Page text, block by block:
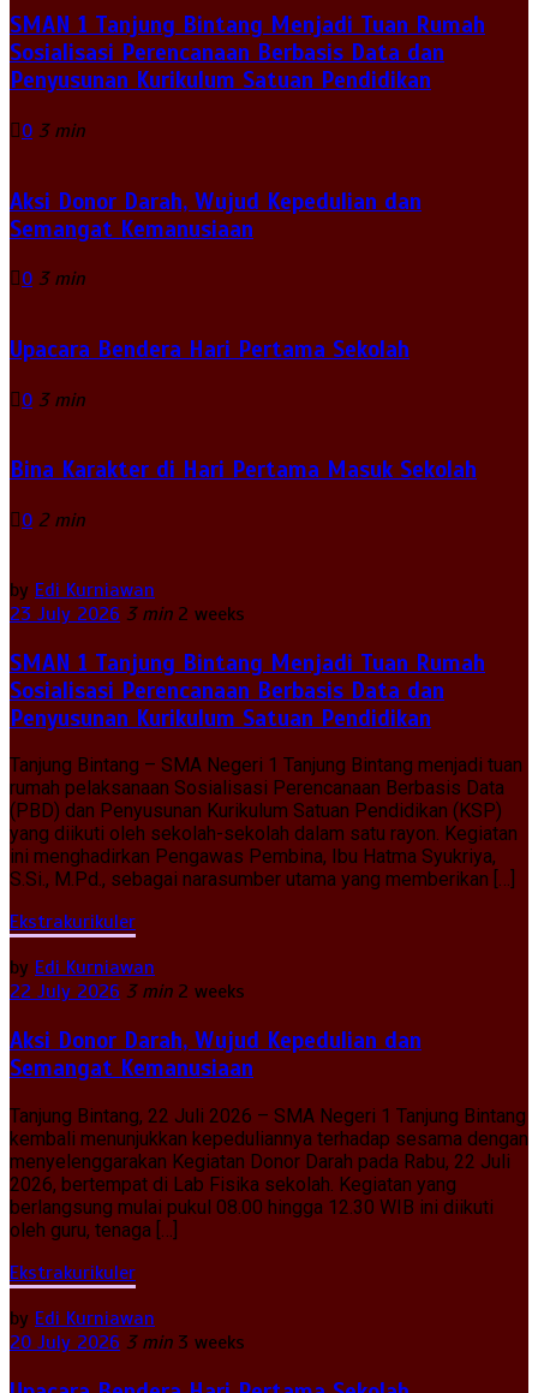
SMAN 1 Tanjung Bintang Menjadi Tuan Rumah
Sosialisasi Perencanaan Berbasis Data dan
Penyusunan Kurikulum Satuan Pendidikan
0 3 min
Aksi Donor Darah, Wujud Kepedulian dan
Semangat Kemanusiaan
0 3 min
Upacara Bendera Hari Pertama Sekolah
0 3 min
Bina Karakter di Hari Pertama Masuk Sekolah
0 2 min
by Edi Kurniawan
23 July 2026 3 min 2 weeks
SMAN 1 Tanjung Bintang Menjadi Tuan Rumah
Sosialisasi Perencanaan Berbasis Data dan
Penyusunan Kurikulum Satuan Pendidikan
Tanjung Bintang – SMA Negeri 1 Tanjung Bintang menjadi tuan
rumah pelaksanaan Sosialisasi Perencanaan Berbasis Data
(PBD) dan Penyusunan Kurikulum Satuan Pendidikan (KSP)
yang diikuti oleh sekolah-sekolah dalam satu rayon. Kegiatan
ini menghadirkan Pengawas Pembina, Ibu Hatma Syukriya,
S.Si., M.Pd., sebagai narasumber utama yang memberikan […]
Ekstrakurikuler
by Edi Kurniawan
22 July 2026 3 min 2 weeks
Aksi Donor Darah, Wujud Kepedulian dan
Semangat Kemanusiaan
Tanjung Bintang, 22 Juli 2026 – SMA Negeri 1 Tanjung Bintang
kembali menunjukkan kepeduliannya terhadap sesama dengan
menyelenggarakan Kegiatan Donor Darah pada Rabu, 22 Juli
2026, bertempat di Lab Fisika sekolah. Kegiatan yang
berlangsung mulai pukul 08.00 hingga 12.30 WIB ini diikuti
oleh guru, tenaga […]
Ekstrakurikuler
by Edi Kurniawan
20 July 2026 3 min 3 weeks